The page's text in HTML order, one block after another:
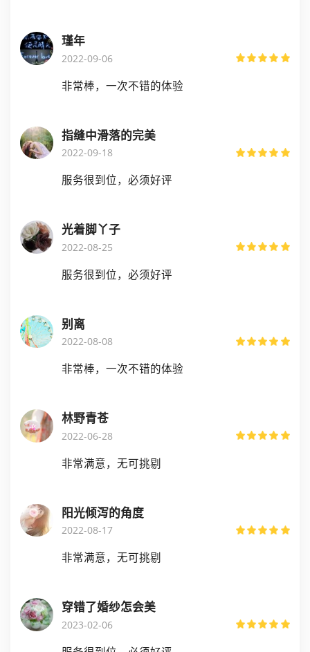
瑾年
2022-09-06
非常棒，一次不错的体验
指缝中滑落的完美
2022-09-18
服务很到位，必须好评
光着脚丫子
2022-08-25
服务很到位，必须好评
别离
2022-08-08
非常棒，一次不错的体验
林野青苍
2022-06-28
非常满意，无可挑剔
阳光倾泻的角度
2022-08-17
非常满意，无可挑剔
穿错了婚纱怎会美
2023-02-06